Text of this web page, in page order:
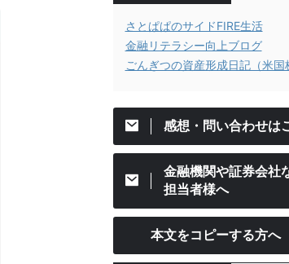
さとぱぱのサイドFIRE生活
金融リテラシー向上ブログ
ごんぎつの資産形成日記（米国
感想・問い合わせは
金融機関や証券会社
担当者様へ
本文をコピーする方へ